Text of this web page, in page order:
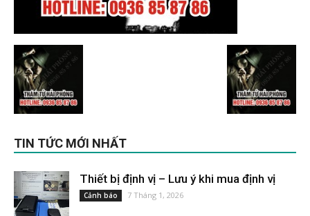
TIN TỨC MỚI NHẤT
Thiết bị định vị – Lưu ý khi mua định vị
Cảnh báo 7 Tháng 1, 2026